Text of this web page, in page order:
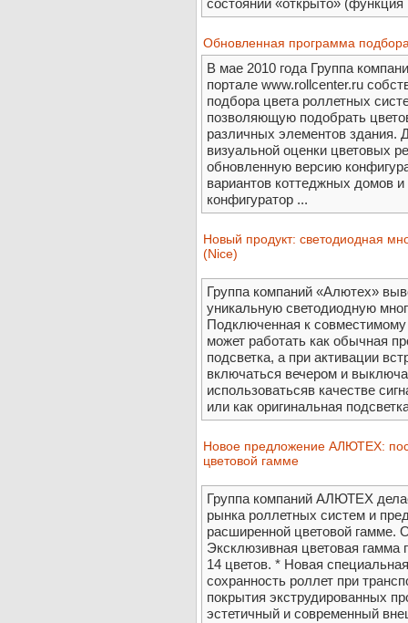
состоянии «открыто» (функция
Обновленная программа
В мае 2010 года Группа
портале www.rollcenter.ru
подбора цвета роллетных
позволяющую подобрать
различных элементов здания.
визуальной оценки цветовых
обновленную версию
вариантов коттеджных домов
конфигуратор ...
Новый продукт: светодиодная
(Nice)
Группа компаний «Алютех»
уникальную светодиодную
Подключенная к
может работать как обычная
подсветка, а при активации
включаться вечером и
использоватьсяв качестве
или как оригинальная
Новое предложение АЛЮТЕХ:
цветовой гамме
Группа компаний АЛЮТЕХ
рынка роллетных систем и
расширенной цветовой
Эксклюзивная цветовая гамма
14 цветов. * Новая
сохранность роллет при
покрытия экструдированных
эстетичный и современный